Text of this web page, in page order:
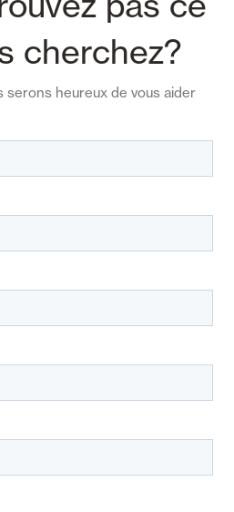
cherchez?
serons heureux de vous aider